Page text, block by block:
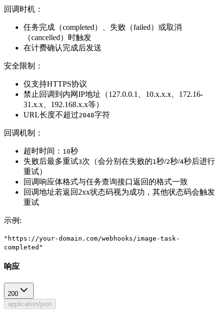
回调时机：
任务完成（completed）、失败（failed）或取消
（cancelled）时触发
在计费确认完成后发送
安全限制：
仅支持HTTPS协议
禁止回调到内网IP地址（127.0.0.1、10.x.x.x、172.16-
31.x.x、192.168.x.x等）
URL长度不超过2048字符
回调机制：
超时时间： 10秒
失败后最多重试3次（会分别在失败的1秒/2秒/4秒后进行
重试）
回调响应体格式与任务查询接口返回的格式一致
回调地址若返回2xx状态码视为成功，其他状态码会触发
重试
示例 :
"https://your-domain.com/webhooks/image-task-
completed"
响应
200
application/json